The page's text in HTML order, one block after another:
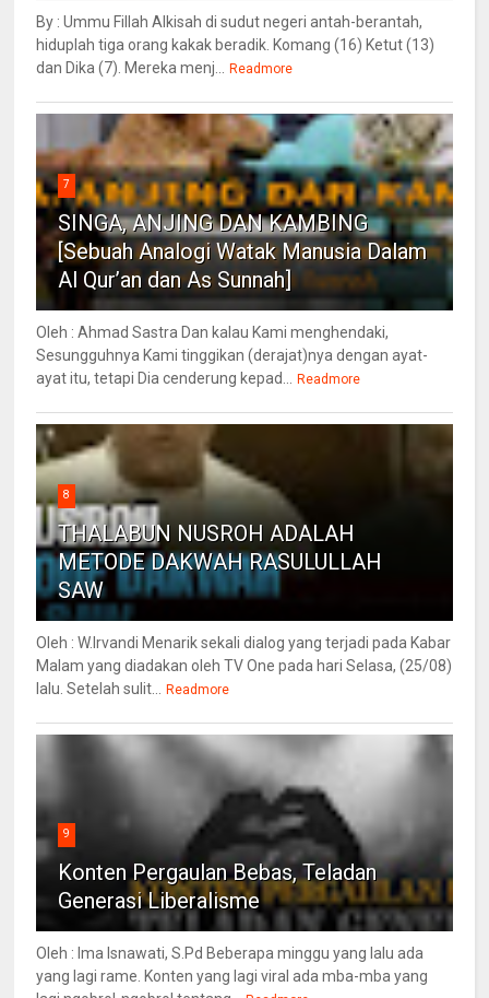
By : Ummu Fillah Alkisah di sudut negeri antah-berantah,
hiduplah tiga orang kakak beradik. Komang (16) Ketut (13)
dan Dika (7). Mereka menj...
Readmore
7
SINGA, ANJING DAN KAMBING
[Sebuah Analogi Watak Manusia Dalam
Al Qur’an dan As Sunnah]
Oleh : Ahmad Sastra Dan kalau Kami menghendaki,
Sesungguhnya Kami tinggikan (derajat)nya dengan ayat-
ayat itu, tetapi Dia cenderung kepad...
Readmore
8
THALABUN NUSROH ADALAH
METODE DAKWAH RASULULLAH
SAW
Oleh : W.Irvandi Menarik sekali dialog yang terjadi pada Kabar
Malam yang diadakan oleh TV One pada hari Selasa, (25/08)
lalu. Setelah sulit...
Readmore
9
Konten Pergaulan Bebas, Teladan
Generasi Liberalisme
Oleh : Ima Isnawati, S.Pd Beberapa minggu yang lalu ada
yang lagi rame. Konten yang lagi viral ada mba-mba yang